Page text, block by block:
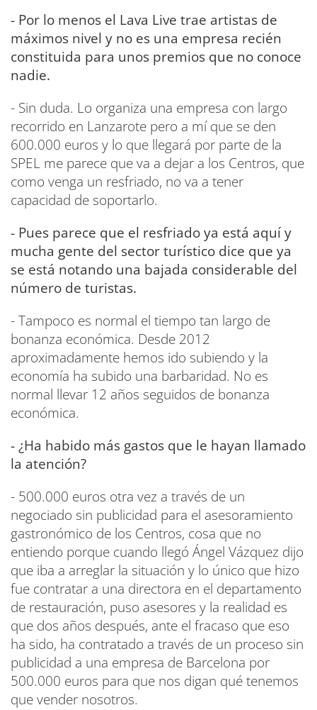
- Por lo menos el Lava Live trae artistas de
máximos nivel y no es una empresa recién
constituida para unos premios que no conoce
nadie.
- Sin duda. Lo organiza una empresa con largo
recorrido en Lanzarote pero a mí que se den
600.000 euros y lo que llegará por parte de la
SPEL me parece que va a dejar a los Centros, que
como venga un resfriado, no va a tener
capacidad de soportarlo.
- Pues parece que el resfriado ya está aquí y
mucha gente del sector turístico dice que ya
se está notando una bajada considerable del
número de turistas.
- Tampoco es normal el tiempo tan largo de
bonanza económica. Desde 2012
aproximadamente hemos ido subiendo y la
economía ha subido una barbaridad. No es
normal llevar 12 años seguidos de bonanza
económica.
- ¿Ha habido más gastos que le hayan llamado
la atención?
- 500.000 euros otra vez a través de un
negociado sin publicidad para el asesoramiento
gastronómico de los Centros, cosa que no
entiendo porque cuando llegó Ángel Vázquez dijo
que iba a arreglar la situación y lo único que hizo
fue contratar a una directora en el departamento
de restauración, puso asesores y la realidad es
que dos años después, ante el fracaso que eso
ha sido, ha contratado a través de un proceso sin
publicidad a una empresa de Barcelona por
500.000 euros para que nos digan qué tenemos
que vender nosotros.